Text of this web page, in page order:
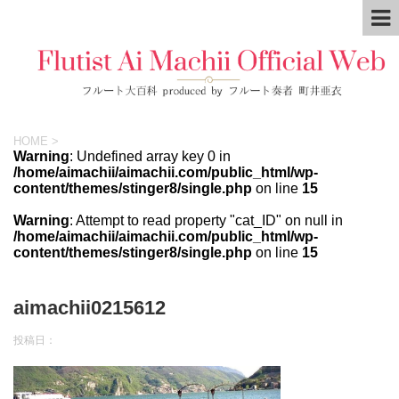
HOME >
Warning: Undefined array key 0 in
/home/aimachii/aimachii.com/public_html/wp-
content/themes/stinger8/single.php on line 15
Warning: Attempt to read property "cat_ID" on null in
/home/aimachii/aimachii.com/public_html/wp-
content/themes/stinger8/single.php on line 15
aimachii0215612
投稿日：